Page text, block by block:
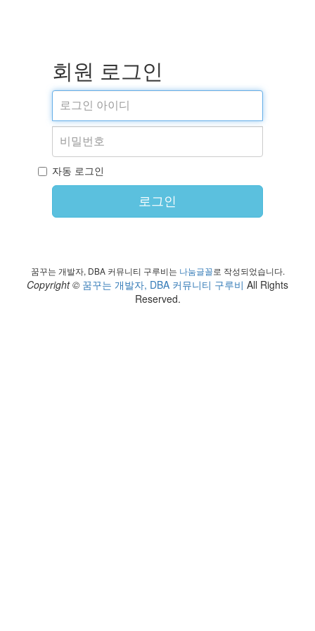
회원 로그인
자동 로그인
로그인
꿈꾸는 개발자, DBA 커뮤니티 구루비는 나눔글꼴로 작성되었습니다.
Copyright © 꿈꾸는 개발자, DBA 커뮤니티 구루비 All Rights
Reserved.